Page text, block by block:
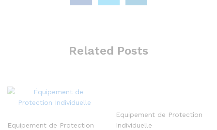
Related Posts
Equipement de Protection
Equipement de Protection
Individuelle